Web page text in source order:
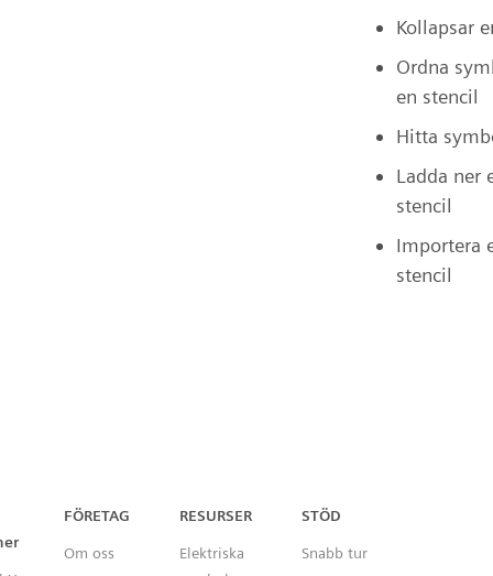
Kollapsar
Ordna
en stencil
Hitta
Ladda ner
stencil
Importera
stencil
Capital™ X Panel Designer
FÖRETAG
Om oss
RESURSER
Elektriska
STÖD
Snabb tur